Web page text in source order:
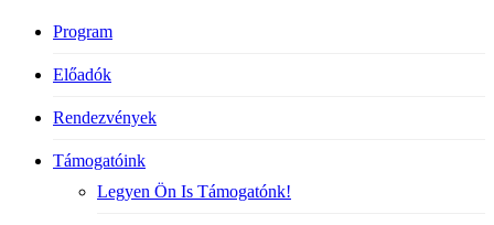
Program
Előadók
Rendezvények
Támogatóink
Legyen Ön Is Támogatónk!